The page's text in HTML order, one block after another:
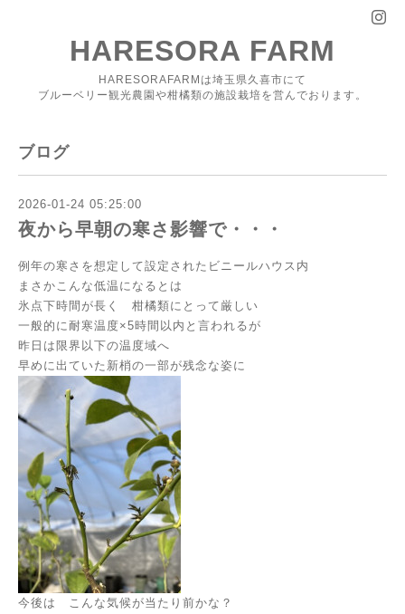
HARESORA FARM
HARESORAFARMは埼玉県久喜市にて
ブルーベリー観光農園や柑橘類の施設栽培を営んでおります。
ブログ
2026-01-24 05:25:00
夜から早朝の寒さ影響で・・・
例年の寒さを想定して設定されたビニールハウス内
まさかこんな低温になるとは
氷点下時間が長く 柑橘類にとって厳しい
一般的に耐寒温度×5時間以内と言われるが
昨日は限界以下の温度域へ
早めに出ていた新梢の一部が残念な姿に
今後は こんな気候が当たり前かな？